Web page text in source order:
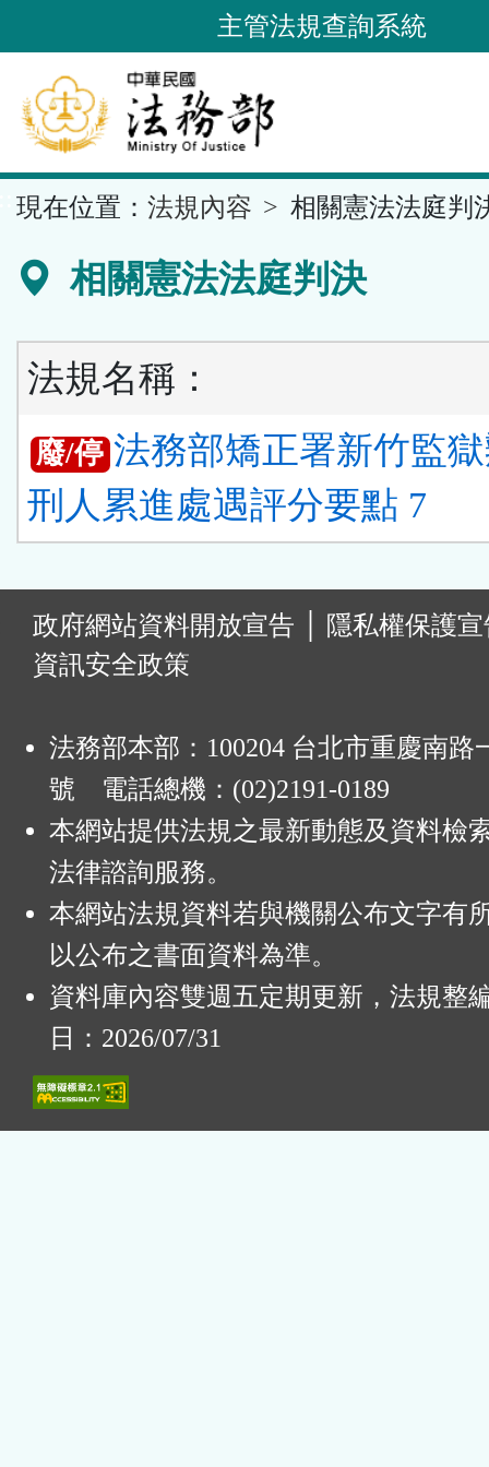
到
要
內
容
區
主管法規查詢系統
現在位置： 法規內容 相關憲法法庭判
相關憲法法庭判決
法規名稱：
廢/停 法務部矯正署新竹監
刑人累進處遇評分要點 7
政府網站資料開放宣告
隱私權保護
資訊安全政策
法務部本部：100204 台北市重慶南路
號 電話總機：(02)2191-0189
本網站提供法規之最新動態及資料檢
法律諮詢服務。
本網站法規資料若與機關公布文字有
以公布之書面資料為準。
資料庫內容雙週五定期更新，法規整
日：2026/07/31